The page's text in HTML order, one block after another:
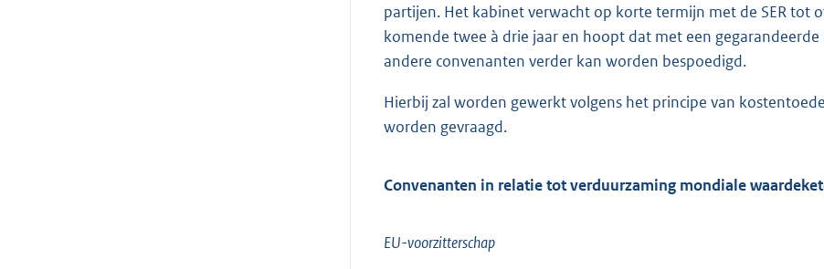
partijen. Het kabinet verwacht op korte termijn met de SER tot
komende twee à drie jaar en hoopt dat met een
andere convenanten verder kan worden bespoedigd.
Hierbij zal worden gewerkt volgens het principe van
worden gevraagd.
Convenanten in relatie tot verduurzaming mondiale
EU-voorzitterschap